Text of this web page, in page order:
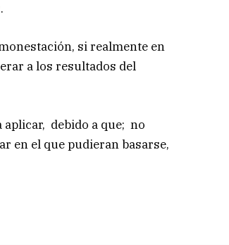
si realmente en
a los resultados del
debido a que; no
en el que pudieran basarse,